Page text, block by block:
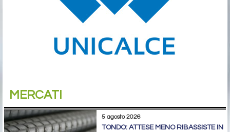
MERCATI
5 agosto 2026
TONDO: ATTESE MENO RIBASSISTE IN